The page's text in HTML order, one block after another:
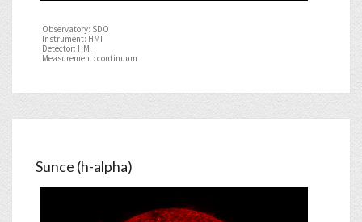
Observatory: SDO
Instrument: HMI
Detector: HMI
Measurement: continuum
Sunce (h-alpha)